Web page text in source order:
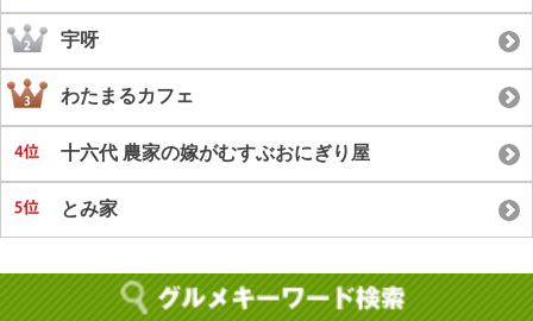
宇呀
わたまるカフェ
十六代 農家の嫁がむすぶおにぎり屋
とみ家